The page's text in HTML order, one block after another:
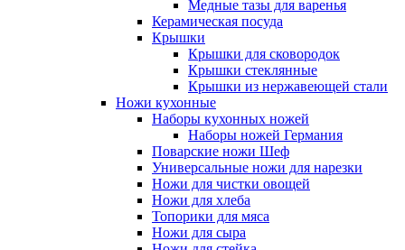
Медные тазы для варенья
Керамическая посуда
Крышки
Крышки для сковородок
Крышки стеклянные
Крышки из нержавеющей стали
Ножи кухонные
Наборы кухонных ножей
Наборы ножей Германия
Поварские ножи Шеф
Универсальные ножи для нарезки
Ножи для чистки овощей
Ножи для хлеба
Топорики для мяса
Ножи для сыра